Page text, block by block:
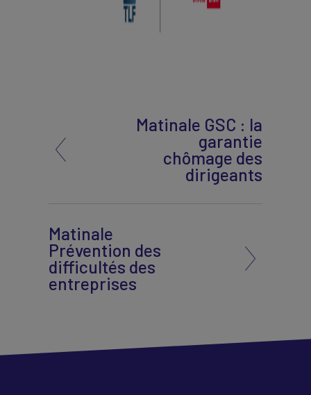
Matinale GSC : la
garantie
chômage des
dirigeants
Matinale
Prévention des
difficultés des
entreprises